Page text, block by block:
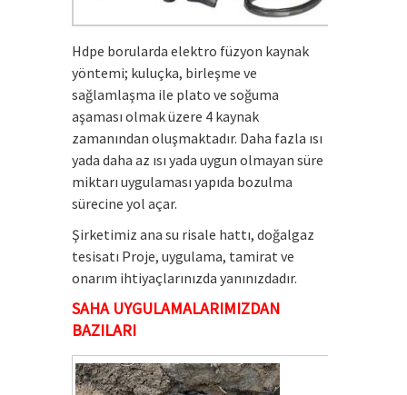
Hdpe borularda elektro füzyon kaynak
yöntemi; kuluçka, birleşme ve
sağlamlaşma ile plato ve soğuma
aşaması olmak üzere 4 kaynak
zamanından oluşmaktadır. Daha fazla ısı
yada daha az ısı yada uygun olmayan süre
miktarı uygulaması yapıda bozulma
sürecine yol açar.
Şirketimiz ana su risale hattı, doğalgaz
tesisatı Proje, uygulama, tamirat ve
onarım ihtiyaçlarınızda yanınızdadır.
SAHA UYGULAMALARIMIZDAN
BAZILARI